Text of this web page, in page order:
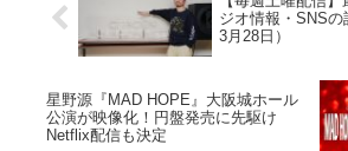
ジオ情報・SNS
3月28日）
星野源『MAD HOPE』大阪城ホール
公演が映像化！円盤発売に先駆け
Netflix配信も決定